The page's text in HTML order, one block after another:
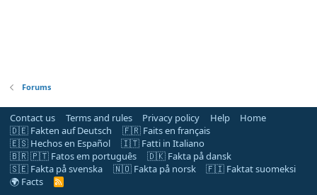
Forums
Contact us Terms and rules Privacy policy Help
Home
🇩🇪 Fakten auf Deutsch
🇫🇷 Faits en français
🇪🇸 Hechos en Español
🇮🇹 Fatti in Italiano
🇧🇷 🇵🇹 Fatos em português
🇩🇰 Fakta på dansk
🇸🇪 Fakta på svenska
🇳🇴 Fakta på norsk
🇫🇮 Faktat suomeksi
🌍 Facts
R